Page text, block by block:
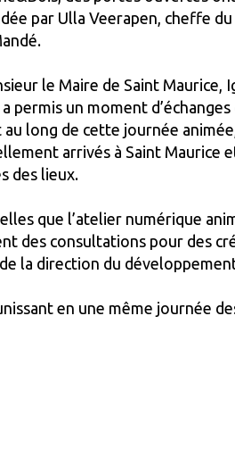
par Ulla Veerapen, cheffe
le Maire de Saint Maurice,
permis un moment
long de cette journée
arrivés à Saint Maurice
des lieux.
que l’atelier numérique
des consultations pour des
la direction du
en une même journée